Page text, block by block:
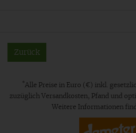
Zurück
*Alle Preise in Euro (€) inkl.
zuzüglich Versandkosten, Pfand und
Weitere Informationen